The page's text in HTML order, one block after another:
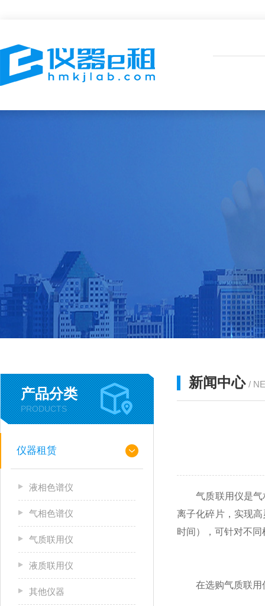
产品分类
PRODUCTS
仪器租赁
液相色谱仪
气相色谱仪
气质联用仪
液质联用仪
其他仪器
新闻中心 /
气质联用仪是气相
离子化碎片，实现
时间），可针对不
在选购气质联用